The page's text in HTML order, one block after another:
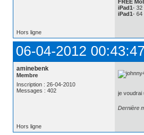
FREE
iPad1- 32
iPad1- 64
Hors ligne
06-04-2012 00:43:47
aminebenk
Membre
Inscription : 26-04-2010
Messages : 402
je voudrai
Dernière
Hors ligne